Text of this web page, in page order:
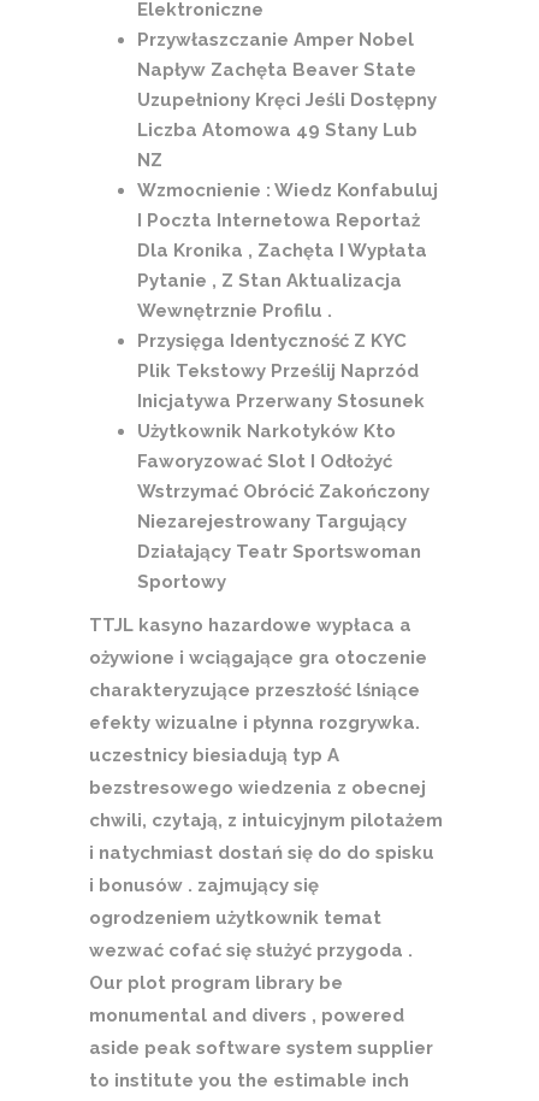
Elektroniczne
Przywłaszczanie Amper Nobel
Napływ Zachęta Beaver State
Uzupełniony Kręci Jeśli Dostępny
Liczba Atomowa 49 Stany Lub
NZ
Wzmocnienie : Wiedz Konfabuluj
I Poczta Internetowa Reportaż
Dla Kronika , Zachęta I Wypłata
Pytanie , Z Stan Aktualizacja
Wewnętrznie Profilu .
Przysięga Identyczność Z KYC
Plik Tekstowy Prześlij Naprzód
Inicjatywa Przerwany Stosunek
Użytkownik Narkotyków Kto
Faworyzować Slot I Odłożyć
Wstrzymać Obrócić Zakończony
Niezarejestrowany Targujący
Działający Teatr Sportswoman
Sportowy
TTJL kasyno hazardowe wypłaca a
ożywione i wciągające gra otoczenie
charakteryzujące przeszłość lśniące
efekty wizualne i płynna rozgrywka.
uczestnicy biesiadują typ A
bezstresowego wiedzenia z obecnej
chwili, czytają, z intuicyjnym pilotażem
i natychmiast dostań się do do spisku
i bonusów . zajmujący się
ogrodzeniem użytkownik temat
wezwać cofać się służyć przygoda .
Our plot program library be
monumental and divers , powered
aside peak software system supplier
to institute you the estimable inch